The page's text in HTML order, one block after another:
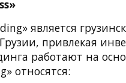
является
привлекая
работают на
относятся: